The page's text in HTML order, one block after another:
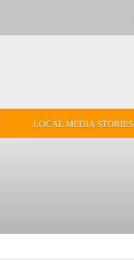
LOCAL MEDIA STORIES